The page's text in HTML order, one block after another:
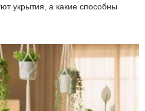
укрытия, а какие способны